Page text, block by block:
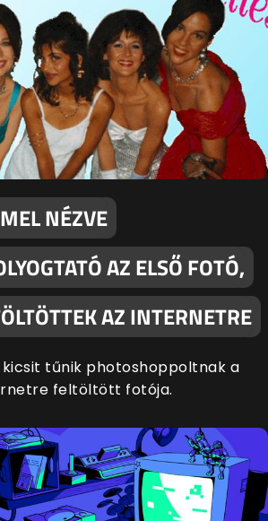
NÉZVE
AZ ELSŐ FOTÓ,
AZ INTERNETRE
kicsit tűnik photoshoppoltnak a
feltöltött fotója.